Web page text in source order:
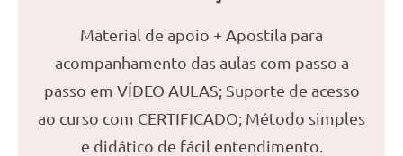
Material de apoio + Apostila para
acompanhamento das aulas com passo a
passo em VÍDEO AULAS; Suporte de acesso
ao curso com CERTIFICADO; Método simples
e didático de fácil entendimento.